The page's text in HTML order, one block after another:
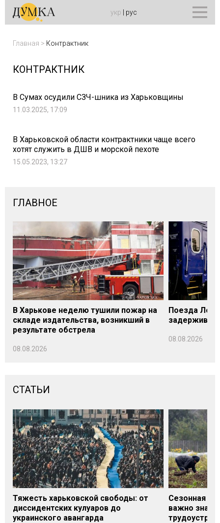
укр рус
Главная > Контрактник
КОНТРАКТНИК
В Сумах осудили СЗЧ-шника из Харьковщины
11.03.2025, 17:09
В Харьковской области контрактники чаще всего
хотят служить в ДШВ и морской пехоте
15.05.2023, 13:27
ГЛАВНОЕ
В Харькове неделю тушили пожар на
складе издательства, возникший в
результате обстрела
08.08.2026
Поезда
08.08.2026
СТАТЬИ
Тяжесть харьковской свободы: от
диссидентских кулуаров до
украинского авангарда
Сезонная
важно знать